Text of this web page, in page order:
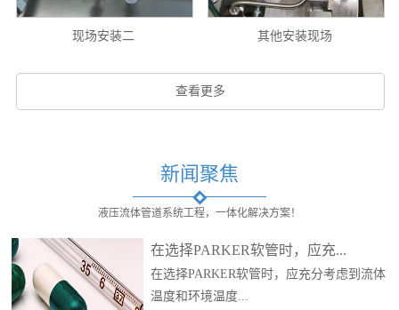
现场安装二 其他安装现场
查看更多
新闻聚焦
液压流体管道系统工程，一体化解决方案！
在选择PARKER软管时，应充...
在选择PARKER软管时，应充分考虑到流体
温度和环境温度...